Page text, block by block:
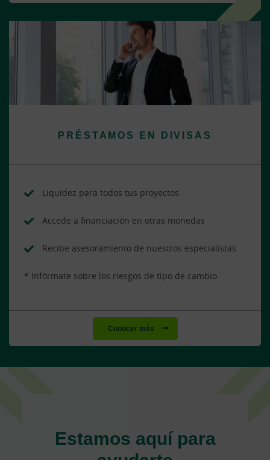
PRÉSTAMOS EN DIVISAS
Liquidez para todos tus proyectos
Accede a financiación en otras monedas
Recibe asesoramiento de nuestros especialistas
* Infórmate sobre los riesgos de tipo de cambio
Conocer más
Estamos aquí para